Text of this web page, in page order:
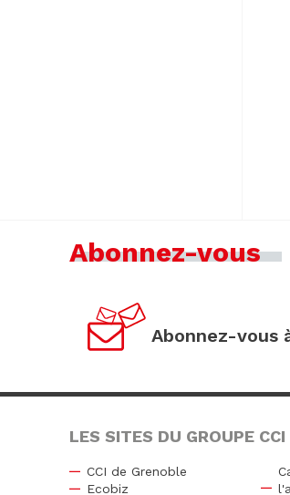
Abonnez-vous
Abonnez-vous
LES SITES DU GROUPE
CCI de Grenoble
Ecobiz